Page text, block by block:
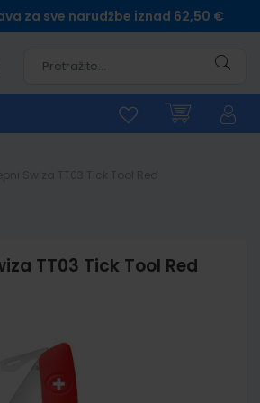
za sve narudžbe iznad 62,50 €
TT03 Tick Tool Red